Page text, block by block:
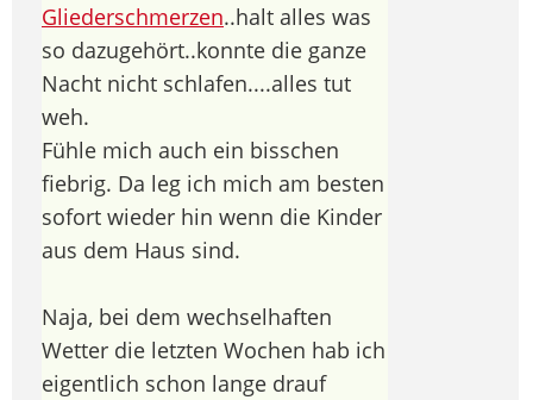
Gliederschmerzen..halt alles was
so dazugehört..konnte die ganze
Nacht nicht schlafen....alles tut
weh.
Fühle mich auch ein bisschen
fiebrig. Da leg ich mich am besten
sofort wieder hin wenn die Kinder
aus dem Haus sind.
Naja, bei dem wechselhaften
Wetter die letzten Wochen hab ich
eigentlich schon lange drauf